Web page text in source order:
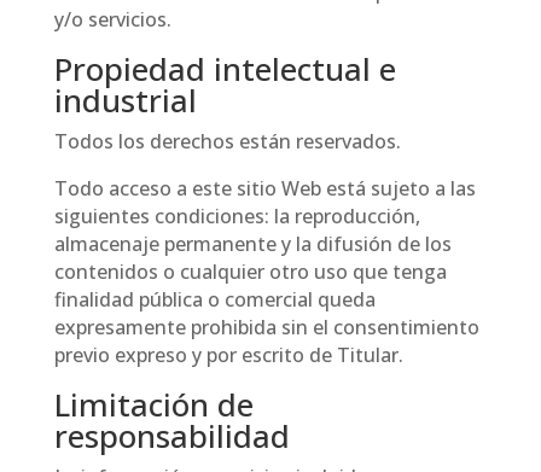
y/o servicios.
Propiedad intelectual e
industrial
Todos los derechos están reservados.
Todo acceso a este sitio Web está sujeto a las
siguientes condiciones: la reproducción,
almacenaje permanente y la difusión de los
contenidos o cualquier otro uso que tenga
finalidad pública o comercial queda
expresamente prohibida sin el consentimiento
previo expreso y por escrito de Titular.
Limitación de
responsabilidad